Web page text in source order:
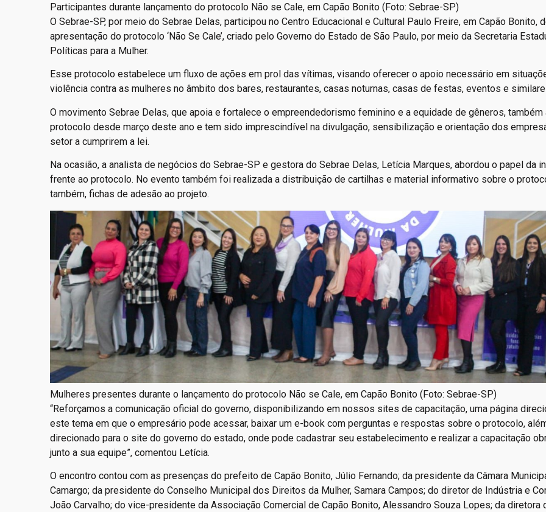
Participantes durante lançamento do protocolo Não se Cale, em Capão Bonito (Foto: Sebrae-SP)
O Sebrae-SP, por meio do Sebrae Delas, participou no Centro Educacional e Cultural Paulo Freire, em Capão Bonito,
apresentação do protocolo ‘Não Se Cale’, criado pelo Governo do Estado de São Paulo, por meio da Secretaria
Políticas para a Mulher.
Esse protocolo estabelece um fluxo de ações em prol das vítimas, visando oferecer o apoio necessário em
violência contra as mulheres no âmbito dos bares, restaurantes, casas noturnas, casas de festas, eventos e
O movimento Sebrae Delas, que apoia e fortalece o empreendedorismo feminino e a equidade de gêneros, também
protocolo desde março deste ano e tem sido imprescindível na divulgação, sensibilização e orientação dos
setor a cumprirem a lei.
Na ocasião, a analista de negócios do Sebrae-SP e gestora do Sebrae Delas, Letícia Marques, abordou o papel da
frente ao protocolo. No evento também foi realizada a distribuição de cartilhas e material informativo sobre o
também, fichas de adesão ao projeto.
Mulheres presentes durante o lançamento do protocolo Não se Cale, em Capão Bonito (Foto: Sebrae-SP)
“Reforçamos a comunicação oficial do governo, disponibilizando em nossos sites de capacitação, uma página
este tema em que o empresário pode acessar, baixar um e-book com perguntas e respostas sobre o protocolo,
direcionado para o site do governo do estado, onde pode cadastrar seu estabelecimento e realizar a capacitação
junto a sua equipe”, comentou Letícia.
O encontro contou com as presenças do prefeito de Capão Bonito, Júlio Fernando; da presidente da Câmara
Camargo; da presidente do Conselho Municipal dos Direitos da Mulher, Samara Campos; do diretor de Indústria e
João Carvalho; do vice-presidente da Associação Comercial de Capão Bonito, Alessandro Souza Lopes; da diretora